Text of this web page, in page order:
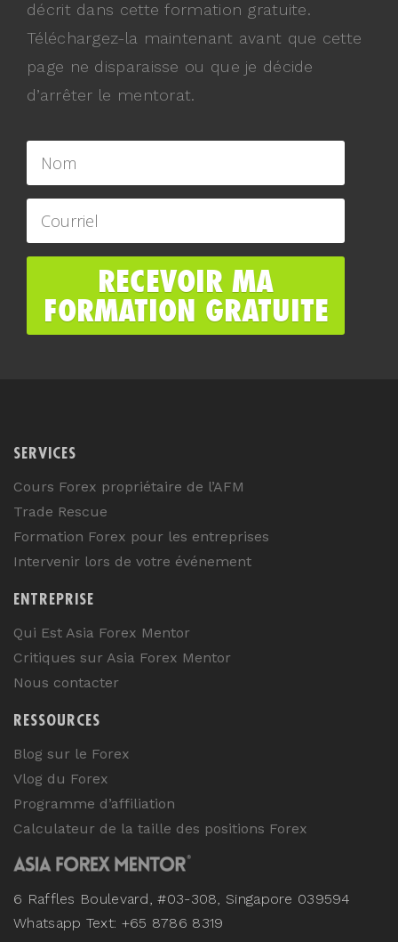
décrit dans cette formation gratuite.
Téléchargez-la maintenant avant que cette
page ne disparaisse ou que je décide
d’arrêter le mentorat.
SERVICES
Cours Forex propriétaire de l’AFM
Trade Rescue
Formation Forex pour les entreprises
Intervenir lors de votre événement
ENTREPRISE
Qui Est Asia Forex Mentor
Critiques sur Asia Forex Mentor
Nous contacter
RESSOURCES
Blog sur le Forex
Vlog du Forex
Programme d’affiliation
Calculateur de la taille des positions Forex
6 Raffles Boulevard, #03-308, Singapore 039594
Whatsapp Text: +65 8786 8319